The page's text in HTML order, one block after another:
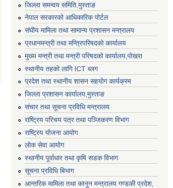
जिल्ला समन्वय समिति,मुस्ताङ
नेपाल सरकारको आधिकारिक पोर्टल
संघीय मामिला तथा सामान्य प्रशासन मन्त्रालय
प्रधानमन्त्री तथा मन्त्रिपरिषदको कार्यालय
मुख्य मन्त्री तथा मन्त्री परिषदको कार्यालय,पोखरा
स्थानीय तहको लागि ICT ब्लग
प्रदेश तथा स्थानीय शासन सहयोग कार्यक्रम
जिल्ला प्रशासन कार्यालय,मुस्ताङ
संचार तथा सूचना प्रविधि मन्त्रालय
राष्ट्रिय परिचय पत्र तथा पञ्जिकरण विभाग
राष्ट्रिय योजना आयोग
लोक सेवा आयोग
स्थानीय पूर्वाधार तथा कृषि सडक विभाग
सूचना प्रविधि बिभाग
आन्तरिक मामिला तथा कानून मन्त्रालय गण्डकी प्रदेश,